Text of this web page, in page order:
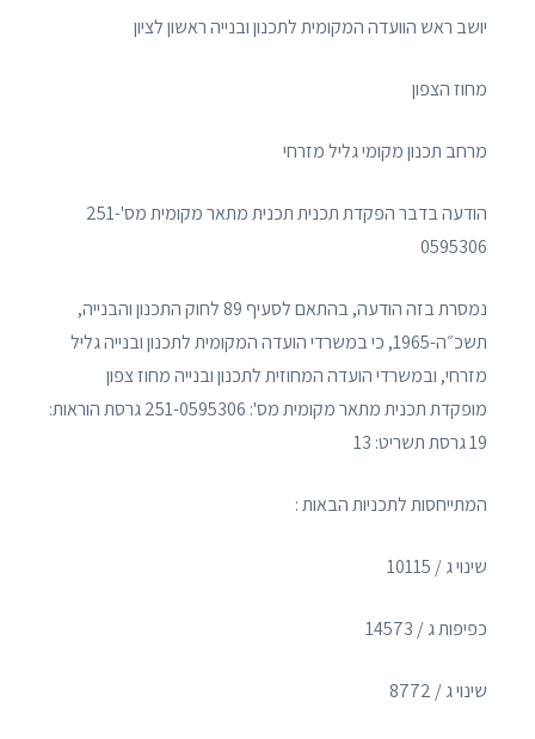
יושב ראש הוועדה המקומית לתכנון ובנייה ראשון לציון
מחוז הצפון
מרחב תכנון מקומי גליל מזרחי
הודעה בדבר הפקדת תכנית תכנית מתאר מקומית מס'251-
0595306
נמסרת בזה הודעה, בהתאם לסעיף 89 לחוק התכנון והבנייה,
תשכ״ה-1965, כי במשרדי הועדה המקומית לתכנון ובנייה גליל
מזרחי, ובמשרדי הועדה המחוזית לתכנון ובנייה מחוז צפון
מופקדת תכנית מתאר מקומית מס': 251-0595306 גרסת הוראות:
19 גרסת תשריט: 13
המתייחסות לתכניות הבאות :
שינוי ג / 10115
כפיפות ג / 14573
שינוי ג / 8772